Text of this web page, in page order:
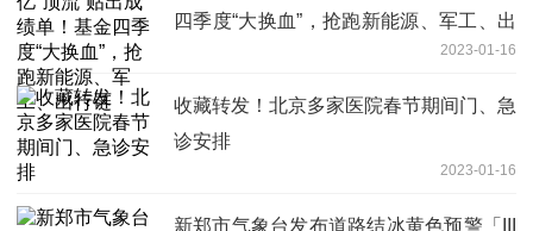
四季度“大换血”，抢跑新能源、军工、出
2023-01-16
收藏转发！北京多家医院春节期间门、急
诊安排
2023-01-16
新郑市气象台发布道路结冰黄色预警「III